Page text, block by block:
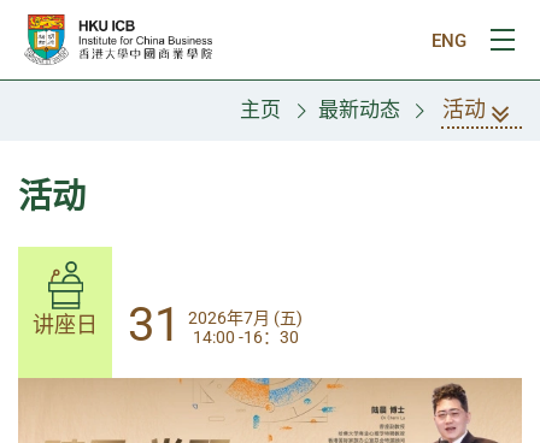
跳往主要内容
ENG
打
主页 最新动态 活动
活动
讲座日 31
2026年7月 (五)
14:00-17:30
讲座日 31
2026年7月 (五)
14:00 -16：30